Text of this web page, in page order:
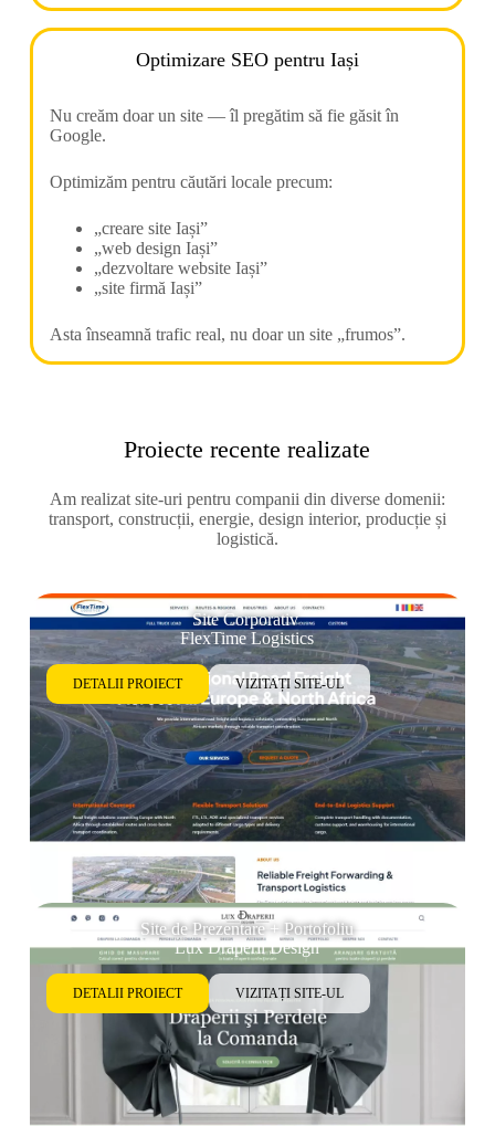
Optimizare SEO pentru Iași
Nu creăm doar un site — îl pregătim să fie găsit în
Google.
Optimizăm pentru căutări locale precum:
„creare site Iași”
„web design Iași”
„dezvoltare website Iași”
„site firmă Iași”
Asta înseamnă trafic real, nu doar un site „frumos”.
Proiecte recente realizate
Am realizat site-uri pentru companii din diverse domenii:
transport, construcții, energie, design interior, producție și
logistică.
Site Corporativ
FlexTime Logistics
DETALII PROIECT VIZITAȚI SITE-UL
Site de Prezentare + Portofoliu
Lux Draperii Design
DETALII PROIECT VIZITAȚI SITE-UL